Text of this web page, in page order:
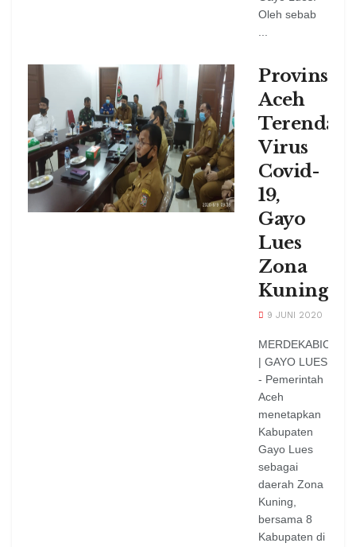
Oleh sebab
Provinsi
Aceh
Terendah
Virus
Covid-
19,
Gayo
Lues
Zona
Kuning
9 JUNI 2020
| GAYO LUES
- Pemerintah
Aceh
menetapkan
Kabupaten
Gayo Lues
sebagai
daerah Zona
Kuning,
bersama 8
Kabupaten di